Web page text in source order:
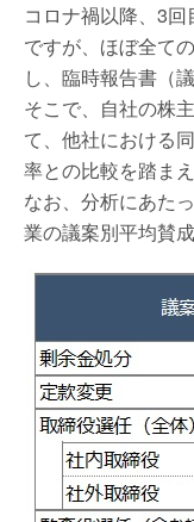
コロナ禍以降、3
ですが、ほぼ全て
し、臨時報告書（
そこで、自社の株
て、他社における
率との比較を踏ま
なお、分析にあた
業の議案別平均賛